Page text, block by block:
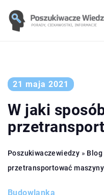
21 maja 2021
W jaki
Poszukiwaczewiedzy » Blog
przetransportować
Budowlanka